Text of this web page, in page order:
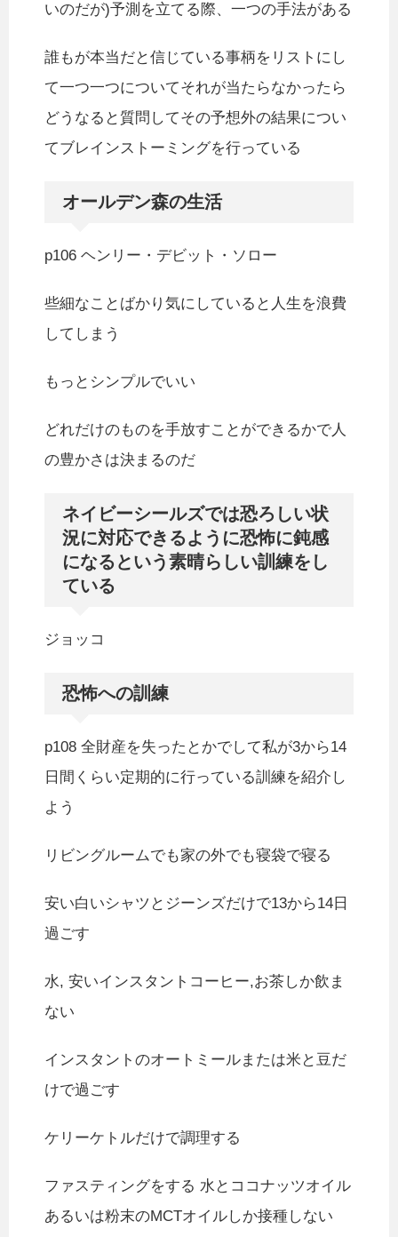
いのだが)予測を立てる際、一つの手法がある
誰もが本当だと信じている事柄をリストにし
て一つ一つについてそれが当たらなかったら
どうなると質問してその予想外の結果につい
てブレインストーミングを行っている
オールデン森の生活
p106 ヘンリー・デビット・ソロー
些細なことばかり気にしていると人生を浪費
してしまう
もっとシンプルでいい
どれだけのものを手放すことができるかで人
の豊かさは決まるのだ
ネイビーシールズでは恐ろしい状
況に対応できるように恐怖に鈍感
になるという素晴らしい訓練をし
ている
ジョッコ
恐怖への訓練
p108 全財産を失ったとかでして私が3から14
日間くらい定期的に行っている訓練を紹介し
よう
リビングルームでも家の外でも寝袋で寝る
安い白いシャツとジーンズだけで13から14日
過ごす
水, 安いインスタントコーヒー,お茶しか飲ま
ない
インスタントのオートミールまたは米と豆だ
けで過ごす
ケリーケトルだけで調理する
ファスティングをする 水とココナッツオイル
あるいは粉末のMCTオイルしか接種しない